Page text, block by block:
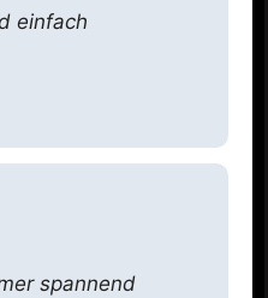
einfach
spannend